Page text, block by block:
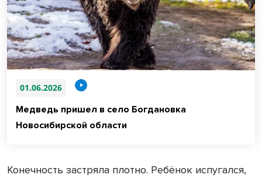
01.06.2026
Медведь пришел в село Богдановка
Новосибирской области
Конечность застряла плотно. Ребёнок испугался,